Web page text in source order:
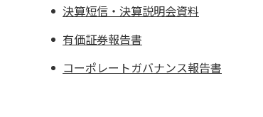
決算短信・決算説明会資料
有価証券報告書
コーポレートガバナンス報告書